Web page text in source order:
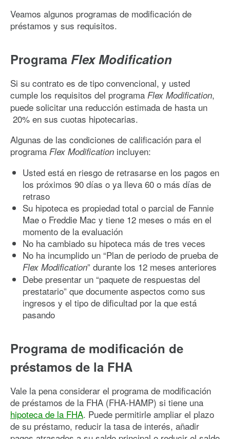
Veamos algunos programas de modificación de
préstamos y sus requisitos.
Programa Flex Modification
Si su contrato es de tipo convencional, y usted
cumple los requisitos del programa Flex Modification,
puede solicitar una reducción estimada de hasta un
20% en sus cuotas hipotecarias.
Algunas de las condiciones de calificación para el
programa Flex Modification incluyen:
Usted está en riesgo de retrasarse en los pagos en
los próximos 90 días o ya lleva 60 o más días de
retraso
Su hipoteca es propiedad total o parcial de Fannie
Mae o Freddie Mac y tiene 12 meses o más en el
momento de la evaluación
No ha cambiado su hipoteca más de tres veces
No ha incumplido un “Plan de periodo de prueba de
Flex Modification” durante los 12 meses anteriores
Debe presentar un “paquete de respuestas del
prestatario” que documente aspectos como sus
ingresos y el tipo de dificultad por la que está
pasando
Programa de modificación de
préstamos de la FHA
Vale la pena considerar el programa de modificación
de préstamos de la FHA (FHA-HAMP) si tiene una
hipoteca de la FHA. Puede permitirle ampliar el plazo
de su préstamo, reducir la tasa de interés, añadir